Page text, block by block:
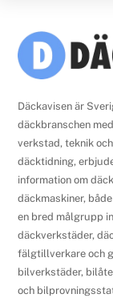
Däckavisen är
däckbranschen
verkstad, teknik
däcktidning,
information om
däckmaskiner,
en bred målgrupp
däckverkstäder,
fälgtillverkare och
bilverkstäder,
och